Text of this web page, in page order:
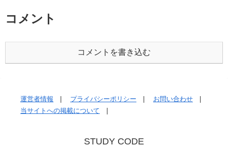
コメント
コメントを書き込む
運営者情報 プライバシーポリシー
お問い合わせ
当サイトへの掲載について
STUDY CODE